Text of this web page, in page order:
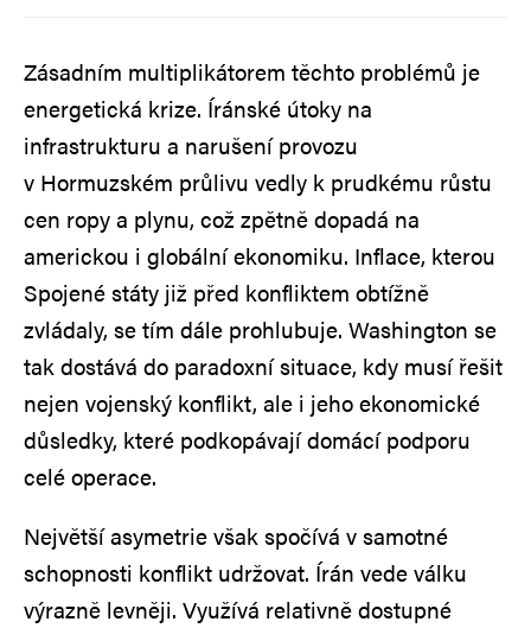
Zásadním multiplikátorem těchto problémů je
energetická krize. Íránské útoky na
infrastrukturu a narušení provozu
v Hormuzském průlivu vedly k prudkému růstu
cen ropy a plynu, což zpětně dopadá na
americkou i globální ekonomiku. Inflace, kterou
Spojené státy již před konfliktem obtížně
zvládaly, se tím dále prohlubuje. Washington se
tak dostává do paradoxní situace, kdy musí řešit
nejen vojenský konflikt, ale i jeho ekonomické
důsledky, které podkopávají domácí podporu
celé operace.
Největší asymetrie však spočívá v samotné
schopnosti konflikt udržovat. Írán vede válku
výrazně levněji. Využívá relativně dostupné